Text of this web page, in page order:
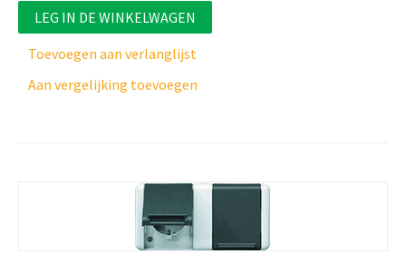
LEG IN DE WINKELWAGEN
Toevoegen aan verlanglijst
Aan vergelijking toevoegen